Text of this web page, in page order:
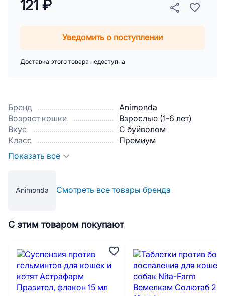
Бренд
Animonda
Возраст кошки
Взрослые (1-6 лет)
Вкус
С буйволом
Класс
Премиум
Показать все
Animonda Смотреть все товары бренда
121 ₽
Уведомить о поступлении
Доставка этого товара недоступна
С этим товаром покупают